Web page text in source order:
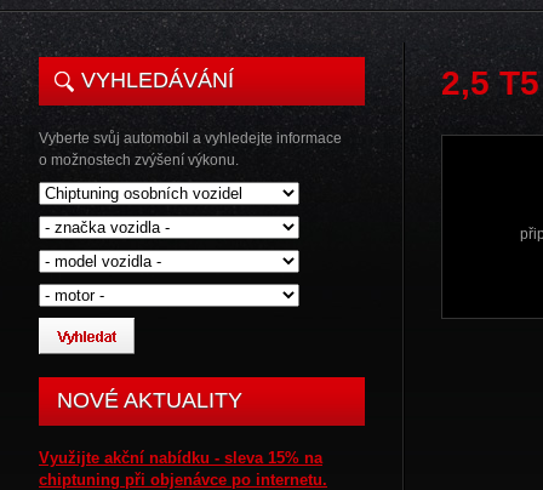
VYHLEDÁVÁNÍ
Vyberte svůj automobil a vyhledejte informace
o možnostech zvýšení výkonu.
NOVÉ AKTUALITY
Využijte akční nabídku - sleva 15% na
chiptuning při objenávce po internetu.
2,5